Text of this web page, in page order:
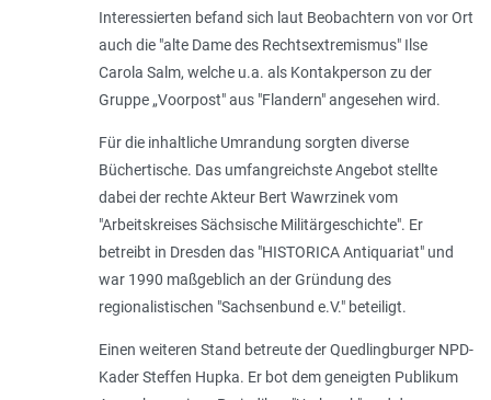
Interessierten befand sich laut Beobachtern von vor Ort
auch die "alte Dame des Rechtsextremismus" Ilse
Carola Salm, welche u.a. als Kontakperson zu der
Gruppe „Voorpost" aus "Flandern" angesehen wird.
Für die inhaltliche Umrandung sorgten diverse
Büchertische. Das umfangreichste Angebot stellte
dabei der rechte Akteur Bert Wawrzinek vom
"Arbeitskreises Sächsische Militärgeschichte". Er
betreibt in Dresden das "HISTORICA Antiquariat" und
war 1990 maßgeblich an der Gründung des
regionalistischen "Sachsenbund e.V." beteiligt.
Einen weiteren Stand betreute der Quedlingburger NPD-
Kader Steffen Hupka. Er bot dem geneigten Publikum